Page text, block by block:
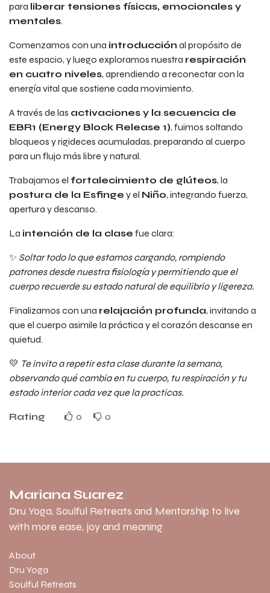
para liberar tensiones físicas, emocionales y
mentales.
Comenzamos con una introducciónal propósito de
este espacio, y luego exploramos nuestra respiración
en cuatro niveles, aprendiendo a reconectar con la
energía vital que sostiene cada movimiento.
A través de las activaciones y la secuencia de
EBR1 (Energy Block Release 1), fuimos soltando
bloqueos y rigideces acumuladas, preparando al cuerpo
para un flujo más libre y natural.
Trabajamos el fortalecimiento de glúteos, la
postura de la Esfinge y el Niño, integrando fuerza,
apertura y descanso.
La intención de la clase fue clara:
✨ Soltar todo lo que estamos cargando, rompiendo
patrones desde nuestra fisiología y permitiendo que el
cuerpo recuerde su estado natural de equilibrio y ligereza.
Finalizamos con una relajación profunda, invitando a
que el cuerpo asimile la práctica y el corazón descanse en
quietud.
💛 Te invito a repetir esta clase durante la semana,
observando qué cambia en tu cuerpo, tu respiración y tu
estado interior cada vez que la practicas.
Rating 0 0
Mariana Suarez
Dru Yoga, Soulful Retreats and Mentorship to live
with more ease, joy and meaning
About
Dru Yoga
Soulful Retreats